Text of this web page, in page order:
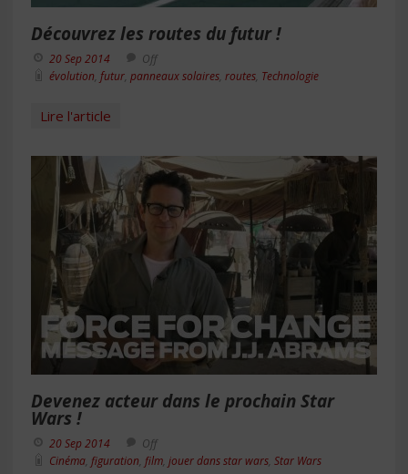
Découvrez les routes du futur !
20 Sep 2014
Off
évolution futur panneaux solaires routes Technologie
Lire l'article
Devenez acteur dans le prochain Star
Wars !
20 Sep 2014
Off
Cinéma figuration film jouer dans star wars Star Wars